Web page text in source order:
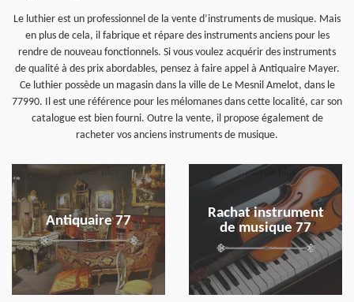
Le luthier est un professionnel de la vente d’instruments de musique. Mais
en plus de cela, il fabrique et répare des instruments anciens pour les
rendre de nouveau fonctionnels. Si vous voulez acquérir des instruments
de qualité à des prix abordables, pensez à faire appel à Antiquaire Mayer.
Ce luthier possède un magasin dans la ville de Le Mesnil Amelot, dans le
77990. Il est une référence pour les mélomanes dans cette localité, car son
catalogue est bien fourni. Outre la vente, il propose également de
racheter vos anciens instruments de musique.
Antiquaire 77
en savoir plus
Rachat instrument
de musique 77
en savoir plus